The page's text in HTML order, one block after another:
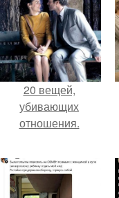
20 вещей,
убивающих
отношения.